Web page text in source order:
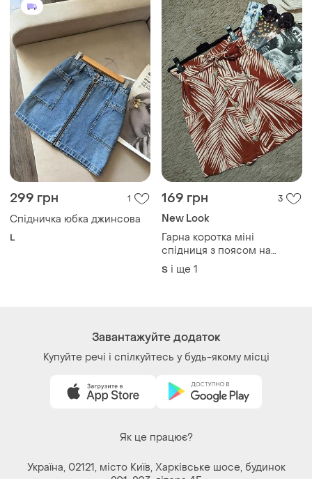
299 грн 1
Спідничка юбка джинсова
L
169 грн 3
New Look
Гарна коротка міні
спідниця з поясом на
гудзиках
S і ще 1
Завантажуйте додаток
Купуйте речі і спілкуйтесь у будь-якому місці
Як це працює?
Україна, 02121, місто Київ, Харківське шосе, будинок